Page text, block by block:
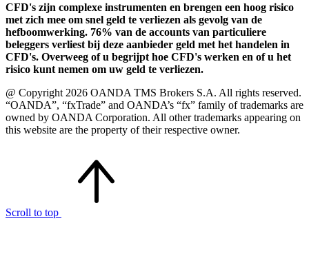
CFD's zijn complexe instrumenten en brengen een hoog risico
met zich mee om snel geld te verliezen als gevolg van de
hefboomwerking. 76% van de accounts van particuliere
beleggers verliest bij deze aanbieder geld met het handelen in
CFD's. Overweeg of u begrijpt hoe CFD's werken en of u het
risico kunt nemen om uw geld te verliezen.
@ Copyright 2026 OANDA TMS Brokers S.A. All rights reserved.
“OANDA”, “fxTrade” and OANDA’s “fx” family of trademarks are
owned by OANDA Corporation. All other trademarks appearing on
this website are the property of their respective owner.
Scroll to top